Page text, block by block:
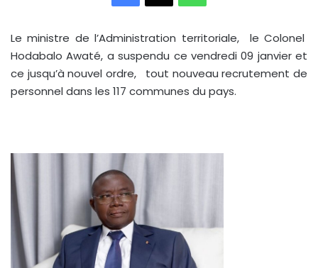
Le ministre de l’Administration territoriale, le Colonel
Hodabalo Awaté, a suspendu ce vendredi 09 janvier et
ce jusqu’à nouvel ordre, tout nouveau recrutement de
personnel dans les 117 communes du pays.